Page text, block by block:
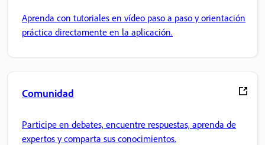
Aprenda con tutoriales en vídeo paso a paso y orientación
práctica directamente en la aplicación.
Comunidad
Participe en debates, encuentre respuestas, aprenda de
expertos y comparta sus conocimientos.